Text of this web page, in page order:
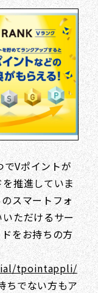
でVポイントが
推進していま
スマートフォ
ただけるサー
をお持ちの方
tpointappli/
ちでない方もア